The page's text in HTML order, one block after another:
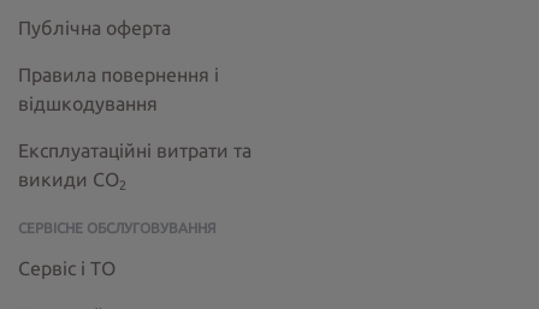
Публічна оферта
Правила повернення і
відшкодування
Експлуатаційні витрати та
викиди СО2
СЕРВІСНЕ ОБСЛУГОВУВАННЯ
Сервіс і ТО